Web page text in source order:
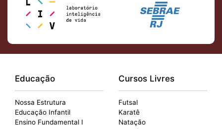
Educação
Nossa Estrutura
Educação Infantil
Ensino Fundamental I
Cursos Livres
Futsal
Karatê
Natação